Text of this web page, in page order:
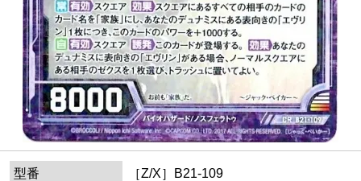
型番
［Z/X］B21-109